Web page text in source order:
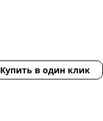
Купить в один клик